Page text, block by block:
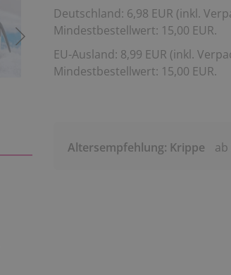
Deutschland: 6,98 EUR (inkl.
Mindestbestellwert: 15,00 EUR.
EU-Ausland: 8,99 EUR (inkl.
Mindestbestellwert: 15,00 EUR.
Altersempfehlung: Krippe ab